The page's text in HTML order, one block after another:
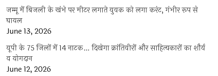
जम्मू में बिजली के खंभे पर मीटर लगाते युवक को लगा करंट, गंभीर रूप से
घायल
June 13, 2026
यूपी के 75 जिलों में 14 नाटक… दिखेगा क्रांतिवीरों और साहित्यकारों का शौर्य
व योगदान
June 12, 2026